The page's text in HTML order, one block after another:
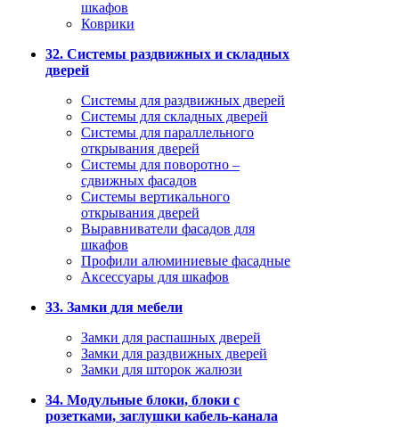
шкафов
Коврики
32. Системы раздвижных и складных
дверей
Системы для раздвижных дверей
Системы для складных дверей
Системы для параллельного
открывания дверей
Системы для поворотно –
сдвижных фасадов
Системы вертикального
открывания дверей
Выравниватели фасадов для
шкафов
Профили алюминиевые фасадные
Аксессуары для шкафов
33. Замки для мебели
Замки для распашных дверей
Замки для раздвижных дверей
Замки для шторок жалюзи
34. Модульные блоки, блоки с
розетками, заглушки кабель-канала